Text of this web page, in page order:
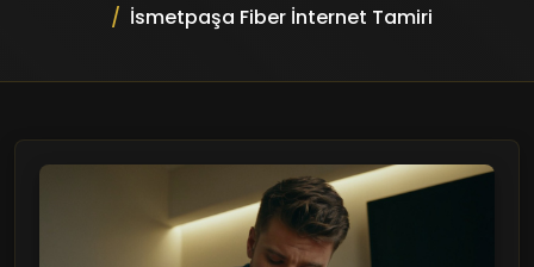
İsmetpaşa Fiber İnternet Tamiri